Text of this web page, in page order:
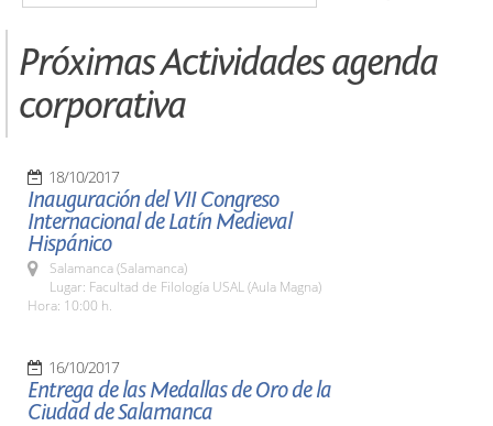
Próximas Actividades agenda
corporativa
18/10/2017
Inauguración del VII Congreso
Internacional de Latín Medieval
Hispánico
Salamanca (Salamanca)
Lugar: Facultad de Filología USAL (Aula Magna)
Hora: 10:00 h.
16/10/2017
Entrega de las Medallas de Oro de la
Ciudad de Salamanca